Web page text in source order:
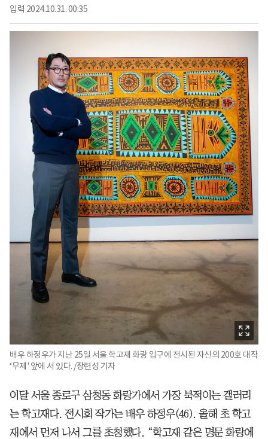
입력 2024.10.31. 00:35
배우 하정우가 지난 25일 서울 학고재 화랑 입구에 전시된 자신의 200호 대작
‘무제' 앞에 서 있다. /장련성 기자
이달 서울 종로구 삼청동 화랑가에서 가장 북적이는 갤러리
는 학고재다. 전시회 작가는 배우 하정우(46). 올해 초 학고
재에서 먼저 나서 그를 초청했다. “학고재 같은 명문 화랑에